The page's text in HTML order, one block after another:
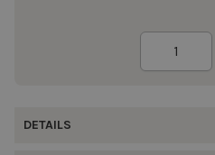
DETAILS